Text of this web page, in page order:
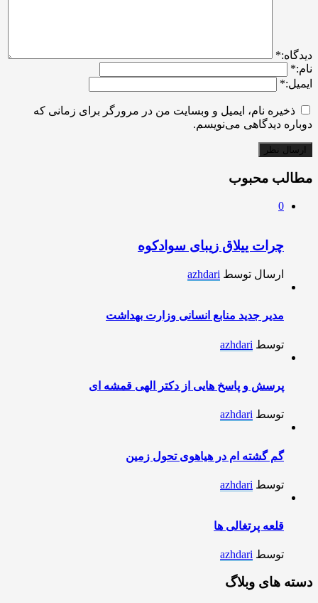
ديدگاه:*
نام:*
ایمیل:*
ذخیره نام، ایمیل و وبسایت من در مرورگر برای زمانی که
دوباره دیدگاهی می‌نویسم.
مطالب محبوب
0
چرات ییلاق زیبای سوادکوه
ارسال توسط azhdari
مدیر جدید منابع انسانی وزارت بهداشت
توسط azhdari
پرسش و پاسخ هایی از دکتر الهی قمشه ای
توسط azhdari
گم گشته ام در هیاهوی تحول زمین
توسط azhdari
قلعه پرتغالی ها
توسط azhdari
دسته های وبلاگ